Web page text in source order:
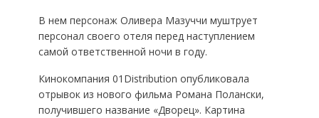
В нем персонаж Оливера Мазуччи муштрует
персонал своего отеля перед наступлением
самой ответственной ночи в году.
Кинокомпания 01Distribution опубликовала
отрывок из нового фильма Романа Полански,
получившего название «Дворец». Картина